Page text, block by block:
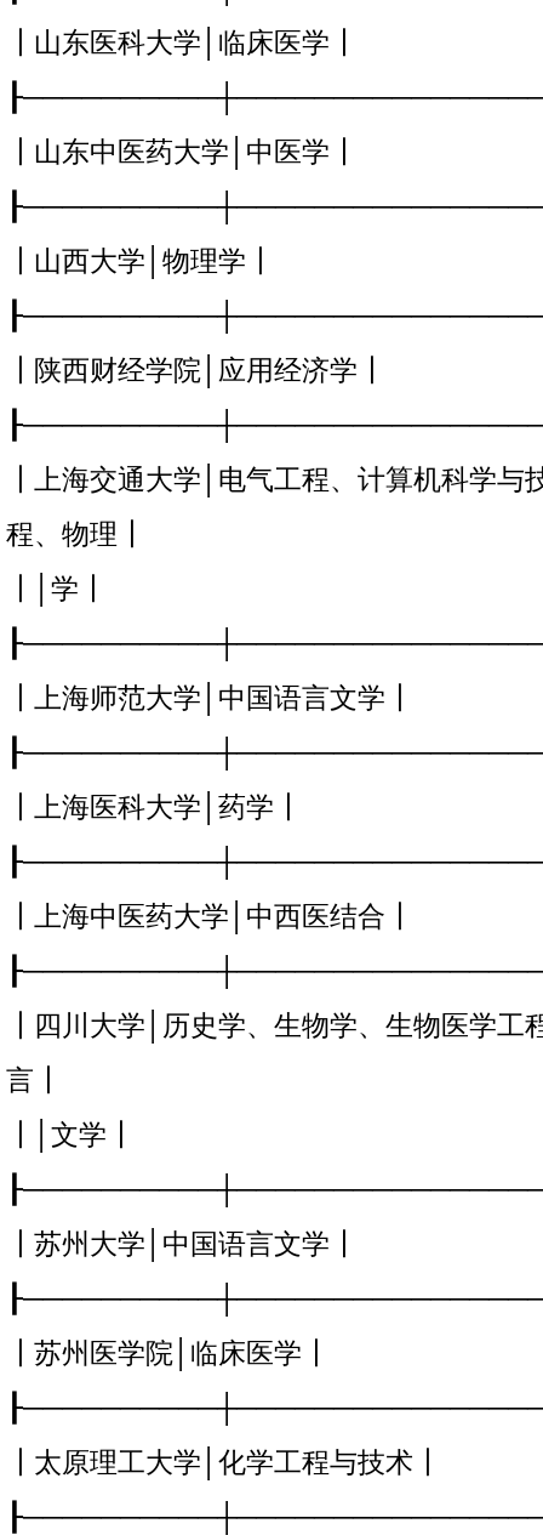
┃山东医科大学│临床医学┃
┃山东中医药大学│中医学┃
┃山西大学│物理学┃
┃陕西财经学院│应用经济学┃
┃上海交通大学│电气工程、计算机科学与
程、物理┃
┃│学┃
┃上海师范大学│中国语言文学┃
┃上海医科大学│药学┃
┃上海中医药大学│中西医结合┃
┃四川大学│历史学、生物学、生物医学工
言┃
┃│文学┃
┃苏州大学│中国语言文学┃
┃苏州医学院│临床医学┃
┃太原理工大学│化学工程与技术┃